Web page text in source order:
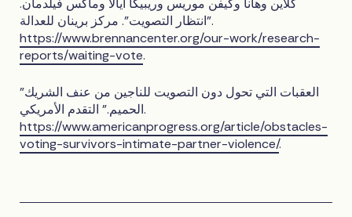
كلاين وهانا وكيفن موريس وريبيكا أيالا وماكس فيلدمان.
"انتظار التصويت". مركز برينان للعدالة.
https://www.brennancenter.org/our-work/research-
reports/waiting-vote.
"العقبات التي تحول دون التصويت للناجين من عنف الشريك
الحميم." التقدم الأمريكي.
https://www.americanprogress.org/article/obstacles-
voting-survivors-intimate-partner-violence/.